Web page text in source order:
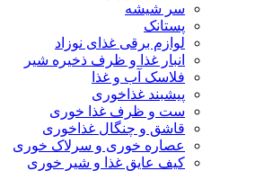
سر شیشه
پستانک
لوازم برقی غذای نوزاد
انبار غذا و ظرف ذخیره شیر
فلاسک آب و غذا
پیشبند غذاخوری
ست و ظرف غذا خوری
قاشق و چنگال غذاخوری
عصاره خوری و سرلاک خوری
کیف عایق غذا و شیر خوری